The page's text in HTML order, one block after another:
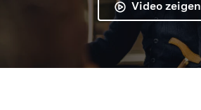
Video zeigen